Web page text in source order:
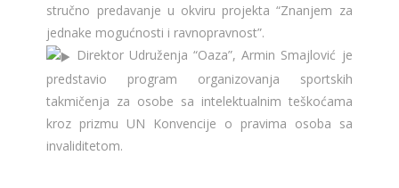
stručno predavanje u okviru projekta “Znanjem za
jednake mogućnosti i ravnopravnost”.
Direktor Udruženja “Oaza”, Armin Smajlović je
predstavio program organizovanja sportskih
takmičenja za osobe sa intelektualnim teškoćama
kroz prizmu UN Konvencije o pravima osoba sa
invaliditetom.